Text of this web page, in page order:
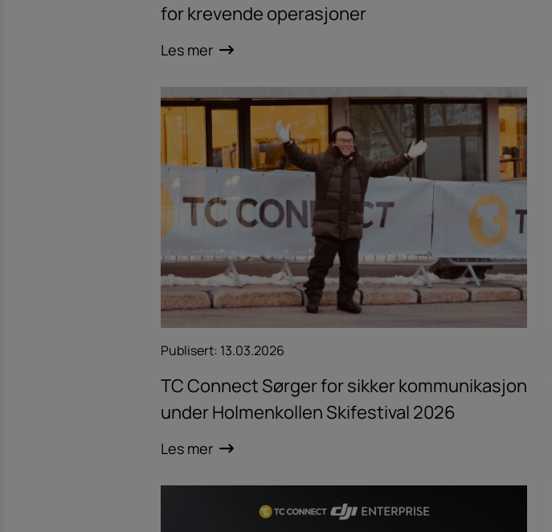
for krevende operasjoner
Les mer
Publisert: 13.03.2026
TC Connect Sørger for sikker kommunikasjon
under Holmenkollen Skifestival 2026
Les mer